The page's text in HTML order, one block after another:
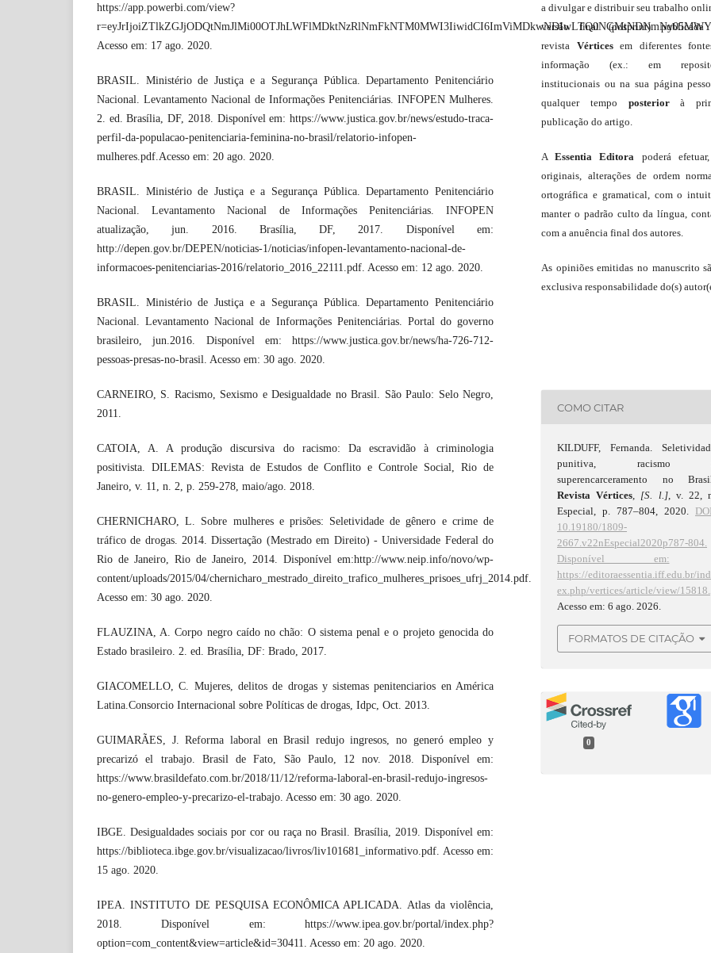
https://app.powerbi.com/view?
Acesso em: 17 ago. 2020.
BRASIL. Ministério de Justiça e a Segurança Pública. Departamento Penitenciário
Nacional. Levantamento Nacional de Informações Penitenciárias. INFOPEN Mulheres.
2. ed. Brasília, DF, 2018. Disponível em: https://www.justica.gov.br/news/estudo-traca-
perfil-da-populacao-penitenciaria-feminina-no-brasil/relatorio-infopen-
mulheres.pdf.Acesso em: 20 ago. 2020.
BRASIL. Ministério de Justiça e a Segurança Pública. Departamento Penitenciário
Nacional. Levantamento Nacional de Informações Penitenciárias. INFOPEN
atualização, jun. 2016. Brasília, DF, 2017. Disponível em:
http://depen.gov.br/DEPEN/noticias-1/noticias/infopen-levantamento-nacional-de-
informacoes-penitenciarias-2016/relatorio_2016_22111.pdf. Acesso em: 12 ago. 2020.
BRASIL. Ministério de Justiça e a Segurança Pública. Departamento Penitenciário
Nacional. Levantamento Nacional de Informações Penitenciárias. Portal do governo
brasileiro, jun.2016. Disponível em: https://www.justica.gov.br/news/ha-726-712-
pessoas-presas-no-brasil. Acesso em: 30 ago. 2020.
CARNEIRO, S. Racismo, Sexismo e Desigualdade no Brasil. São Paulo: Selo Negro,
2011.
CATOIA, A. A produção discursiva do racismo: Da escravidão à criminologia
positivista. DILEMAS: Revista de Estudos de Conflito e Controle Social, Rio de
Janeiro, v. 11, n. 2, p. 259-278, maio/ago. 2018.
CHERNICHARO, L. Sobre mulheres e prisões: Seletividade de gênero e crime de
tráfico de drogas. 2014. Dissertação (Mestrado em Direito) - Universidade Federal do
Rio de Janeiro, Rio de Janeiro, 2014. Disponível em:http://www.neip.info/novo/wp-
content/uploads/2015/04/chernicharo_mestrado_direito_trafico_mulheres_prisoes_ufrj_2014.pdf.
Acesso em: 30 ago. 2020.
FLAUZINA, A. Corpo negro caído no chão: O sistema penal e o projeto genocida do
Estado brasileiro. 2. ed. Brasília, DF: Brado, 2017.
GIACOMELLO, C. Mujeres, delitos de drogas y sistemas penitenciarios en América
Latina.Consorcio Internacional sobre Políticas de drogas, Idpc, Oct. 2013.
GUIMARÃES, J. Reforma laboral en Brasil redujo ingresos, no generó empleo y
precarizó el trabajo. Brasil de Fato, São Paulo, 12 nov. 2018. Disponível em:
https://www.brasildefato.com.br/2018/11/12/reforma-laboral-en-brasil-redujo-ingresos-
no-genero-empleo-y-precarizo-el-trabajo. Acesso em: 30 ago. 2020.
IBGE. Desigualdades sociais por cor ou raça no Brasil. Brasília, 2019. Disponível em:
https://biblioteca.ibge.gov.br/visualizacao/livros/liv101681_informativo.pdf. Acesso em:
15 ago. 2020.
IPEA. INSTITUTO DE PESQUISA ECONÔMICA APLICADA. Atlas da violência,
2018. Disponível em: https://www.ipea.gov.br/portal/index.php?
option=com_content&view=article&id=30411. Acesso em: 20 ago. 2020.
a divulgar e distribuir seu trabalho
versão final (posprint) publicada
revista Vérticesem diferentes
informação (ex.: em
institucionais ou na sua página
qualquer tempo posteriorà
publicação do artigo.
AEssentia Editora poderá
originais, alterações de ordem
ortográfica e gramatical, com o
manter o padrão culto da língua,
com a anuência final dos autores.
As opiniões emitidas no manuscrito
exclusiva responsabilidade do(s)
COMO CITAR
KILDUFF, Fernanda.
punitiva, racismo
superencarceramento no
Revista Vértices, [S. l.], v. 22,
Especial, p. 787–804, 2020.
10.19180/1809-
2667.v22nEspecial2020p787-804.
Disponível em:
https://editoraessentia.iff.edu.br/ind
ex.php/vertices/article/view/15818.
Acesso em: 6 ago. 2026.
FORMATOS DE CITAÇÃO
0